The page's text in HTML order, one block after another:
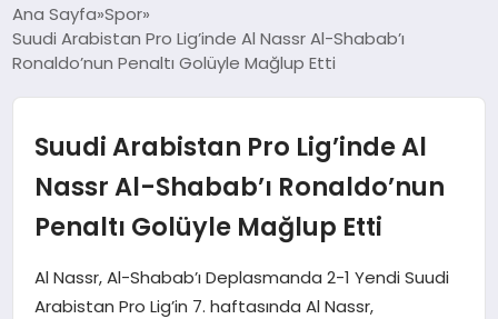
GÜNCEL
SAĞLIK
SPOR
Ana Sayfa Spor
Suudi Arabistan Pro Lig’inde Al Nassr Al-Shabab’ı
Ronaldo’nun Penaltı Golüyle Mağlup Etti
Suudi Arabistan Pro Lig’inde Al
Nassr Al-Shabab’ı Ronaldo’nun
Penaltı Golüyle Mağlup Etti
Al Nassr, Al-Shabab’ı Deplasmanda 2-1 Yendi Suudi
Arabistan Pro Lig’in 7. haftasında Al Nassr,